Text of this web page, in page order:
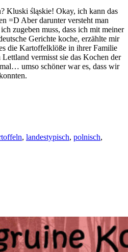
Kluski śląskie! Okay, ich kann das
=D Aber darunter versteht man
zugeben muss, dass ich mit meiner
Gerichte koche, erzählte mir
die Kartoffelklöße in ihrer Familie
vermisst sie das Kochen der
umso schöner war es, dass wir
, landestypisch, polnisch,